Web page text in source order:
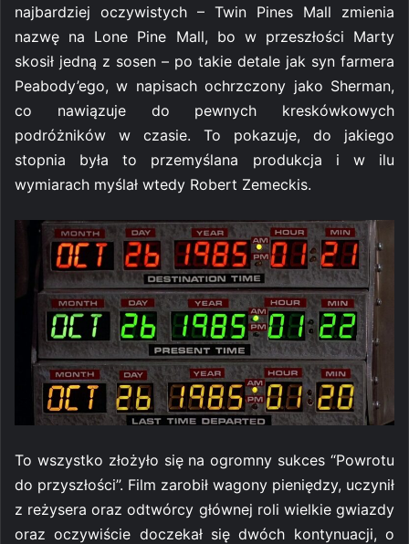
najbardziej oczywistych – Twin Pines Mall zmienia
nazwę na Lone Pine Mall, bo w przeszłości Marty
skosił jedną z sosen – po takie detale jak syn farmera
Peabody’ego, w napisach ochrzczony jako Sherman,
co nawiązuje do pewnych kreskówkowych
podróżników w czasie. To pokazuje, do jakiego
stopnia była to przemyślana produkcja i w ilu
wymiarach myślał wtedy Robert Zemeckis.
To wszystko złożyło się na ogromny sukces “Powrotu
do przyszłości”. Film zarobił wagony pieniędzy, uczynił
z reżysera oraz odtwórcy głównej roli wielkie gwiazdy
oraz oczywiście doczekał się dwóch kontynuacji, o